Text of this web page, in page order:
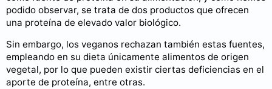
podido observar, se trata de dos productos que ofrecen
una proteína de elevado valor biológico.
Sin embargo, los veganos rechazan también estas fuentes,
empleando en su dieta únicamente alimentos de origen
vegetal, por lo que pueden existir ciertas deficiencias en el
aporte de proteína, entre otras.